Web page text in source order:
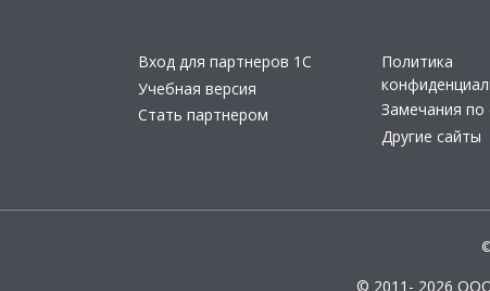
Вход для партнеров 1С
Учебная версия
Стать партнером
Политика
Замечания по
Другие сайты
© 2011- 2026